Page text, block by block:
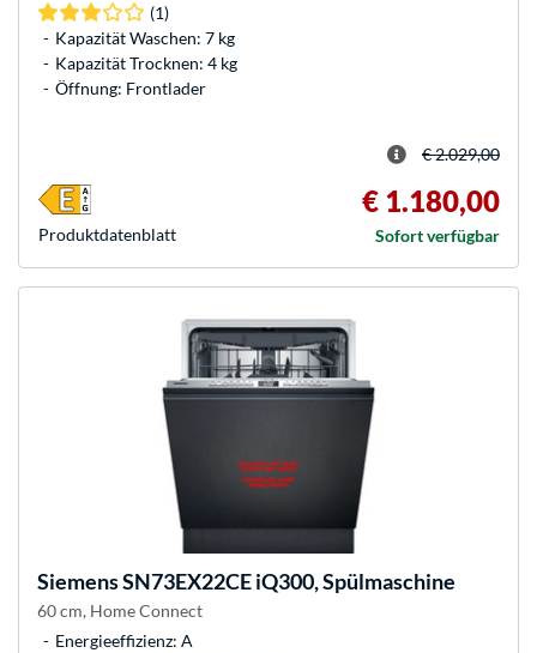
(1)
Kapazität Waschen: 7 kg
Kapazität Trocknen: 4 kg
Öffnung: Frontlader
€ 2.029,00
€ 1.180,00
Sofort verfügbar
Produkt­datenblatt
SiemensSN73EX22CE iQ300, Spülmaschine
60 cm, Home Connect
Energieeffizienz: A